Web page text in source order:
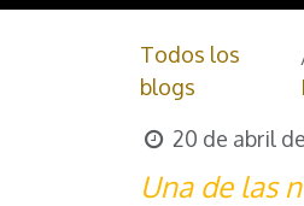
Todos los
blogs
20 de abril
Una de las